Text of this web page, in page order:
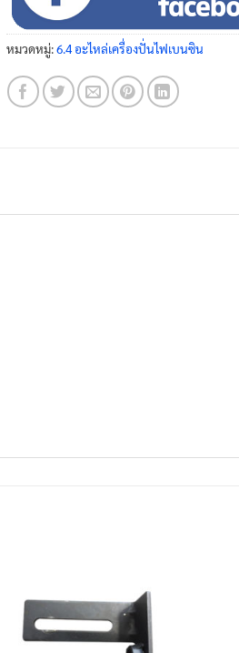
หมวดหมู่:6.4 อะไหล่เครื่องปั่นไฟเบนซิน